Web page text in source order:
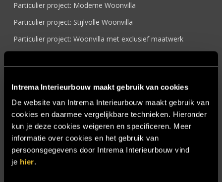
Intrema Interieurbouw maakt gebruik van cookies
De website van Intrema Interieurbouw maakt gebruik van
cookies en daarmee vergelijkbare technieken. Hieronder
kun je deze cookies weigeren en specificeren. Meer
informatie over cookies en het gebruik van
persoonsgegevens door Intrema Interieurbouw vind
je hier.
Particulier project: Moderne Woonvilla
Particulier project: Stijlvolle Woonvilla
Particulier project: Woonvilla met exclusief maatwerk
Samenwerken
Sensire
Showroom
SIDN
Trebbe MiddenWest